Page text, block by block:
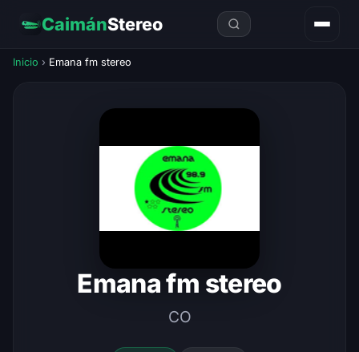
CaimánStereo
Inicio › Emana fm stereo
Emana fm stereo
CO